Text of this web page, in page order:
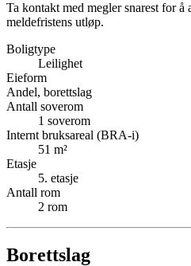
Ta kontakt med megler snarest for
meldefristens utløp.
Boligtype
Leilighet
Eieform
Andel, borettslag
Antall soverom
1 soverom
Internt bruksareal (BRA-i)
51 m²
Etasje
5. etasje
Antall rom
2 rom
Borettslag